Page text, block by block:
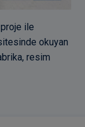
ile
okuyan
resim